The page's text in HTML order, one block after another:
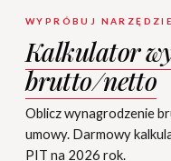
WYPRÓBUJ NARZĘDZIE
Kalkulator
brutto/netto
Oblicz wynagrodzenie
umowy. Darmowy
PIT na 2026 rok.